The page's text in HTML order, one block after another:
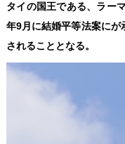
タイの国王である、ラー
年9月に結婚平等法案に
されることとなる。